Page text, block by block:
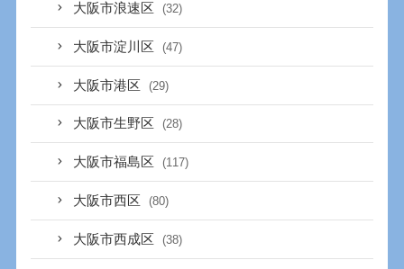
大阪市浪速区 (32)
大阪市淀川区 (47)
大阪市港区 (29)
大阪市生野区 (28)
大阪市福島区 (117)
大阪市西区 (80)
大阪市西成区 (38)